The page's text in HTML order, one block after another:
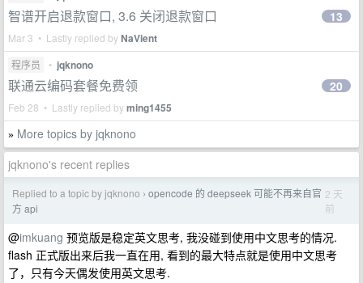
智谱开启退款窗口, 3.6 关闭退款窗口
Mar 3 • Lastly replied byNaVient
13
程序员 • jqknono
联通云编码套餐免费领
Feb 28 • Lastly replied byming1455
20
» More topics by jqknono
jqknono's recent replies
Replied to a topic by jqknono › opencode 的 deepseek 可能不再来自官
方 api
2 天
前
@imkuang 预览版是稳定英文思考, 我没碰到使用中文思考的情况.
flash 正式版出来后我一直在用, 看到的最大特点就是使用中文思考
了，只有今天偶发使用英文思考.